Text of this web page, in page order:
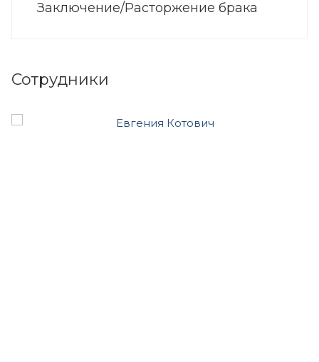
Заключение/Расторжение брака
Сотрудники